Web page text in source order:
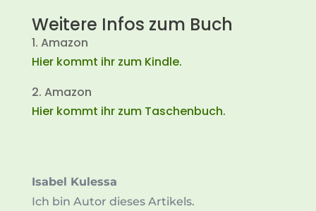
Weitere Infos zum Buch
1. Amazon
Hier kommt ihr zum Kindle.
2. Amazon
Hier kommt ihr zum Taschenbuch.
Isabel Kulessa
Ich bin Autor dieses Artikels.